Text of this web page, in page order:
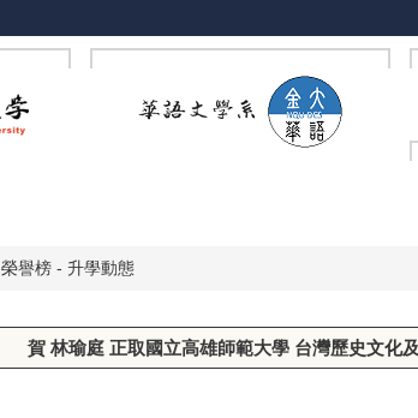
榮譽榜 - 升學動態
賀 林瑜庭 正取國立高雄師範大學 台灣歷史文化